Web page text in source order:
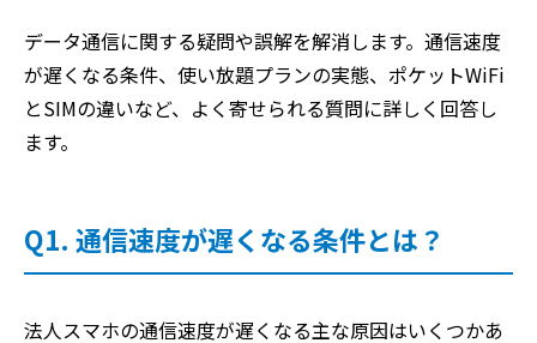
データ通信に関する疑問や誤解を解消します。通信速度
が遅くなる条件、使い放題プランの実態、ポケットWiFi
とSIMの違いなど、よく寄せられる質問に詳しく回答し
ます。
Q1. 通信速度が遅くなる条件とは？
法人スマホの通信速度が遅くなる主な原因はいくつかあ